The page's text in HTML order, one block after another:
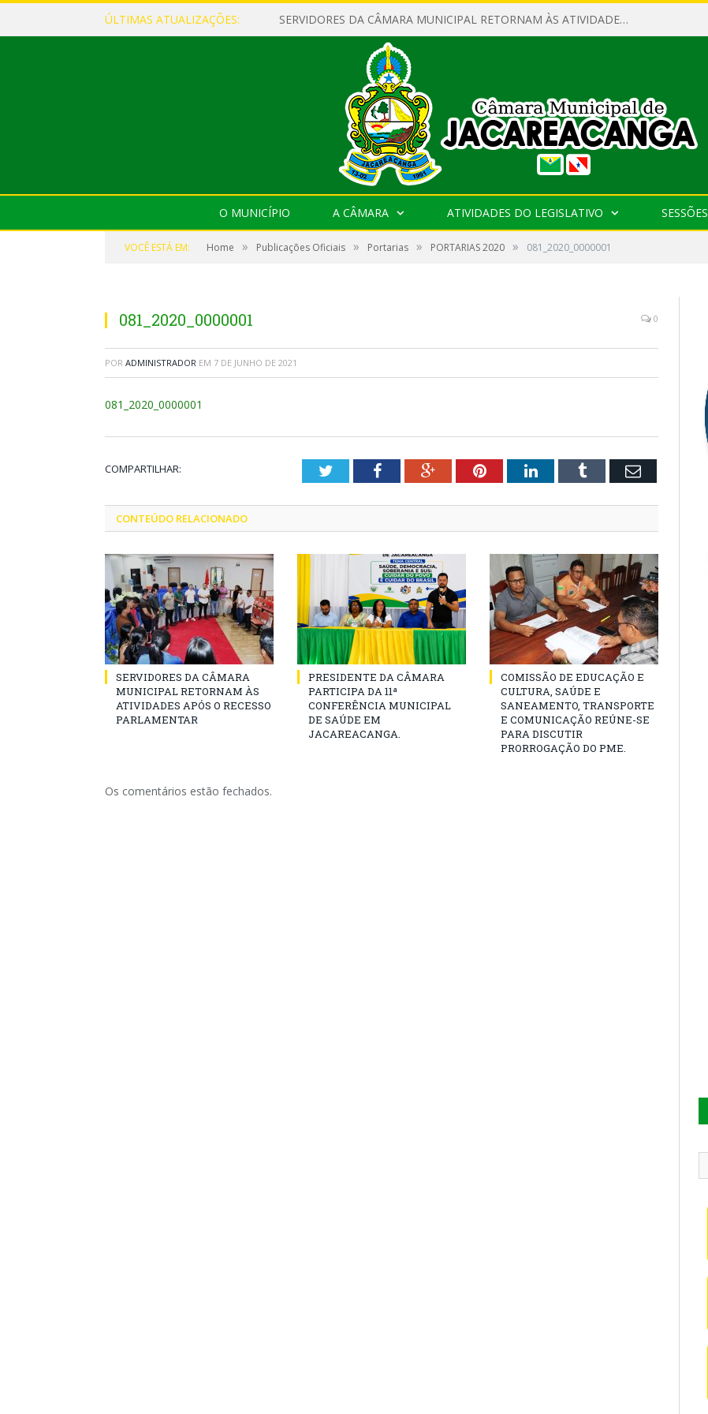
ÚLTIMAS ATUALIZAÇÕES: SERVIDORES DA CÂMARA MUNICIPAL RETORNAM ÀS ATIVIDADES APÓS O RECESSO PARLAMENTAR
O MUNICÍPIO A CÂMARA ATIVIDADES DO LEGISLATIVO SESSÕES
VOCÊ ESTÁ EM: Home » Publicações Oficiais » Portarias » PORTARIAS 2020 » 081_2020_0000001
081_2020_0000001 0
POR ADMINISTRADOR EM 7 DE JUNHO DE 2021
081_2020_0000001
COMPARTILHAR: TwitterFacebookGoogle+PinterestLinkedInTumblr Email
CONTEÚDO RELACIONADO
SERVIDORES DA CÂMARA
MUNICIPAL RETORNAM ÀS
ATIVIDADES APÓS O RECESSO
PARLAMENTAR
PRESIDENTE DA CÂMARA
PARTICIPA DA 11ª
CONFERÊNCIA MUNICIPAL
DE SAÚDE EM
JACAREACANGA.
COMISSÃO DE EDUCAÇÃO E
CULTURA, SAÚDE E
SANEAMENTO, TRANSPORTE
E COMUNICAÇÃO REÚNE-SE
PARA DISCUTIR
PRORROGAÇÃO DO PME.
Os comentários estão fechados.